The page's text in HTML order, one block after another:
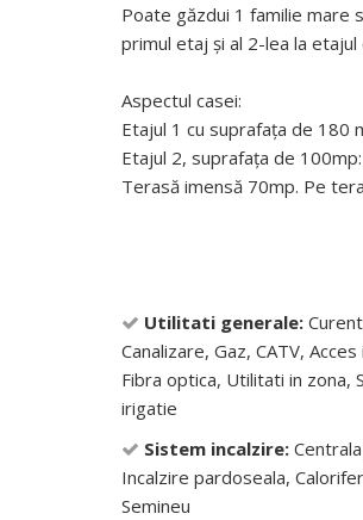
Poate găzdui 1 familie mare
primul etaj și al 2-lea la etajul
Aspectul casei:
Etajul 1 cu suprafața de 180
Etajul 2, suprafața de
Terasă imensă 70mp. Pe
Utilitati generale:
Canalizare, Gaz, CATV,
Fibra optica, Utilitati in zona,
irigatie
Sistem incalzire:
Incalzire pardoseala,
Semineu